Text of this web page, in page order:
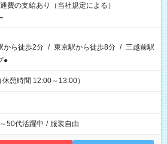
費の支給あり（当社規定による）
から徒歩2分 / 東京駅から徒歩8分 / 三越前駅
●
憩時間 12:00～13:00）
50代活躍中 / 服装自由